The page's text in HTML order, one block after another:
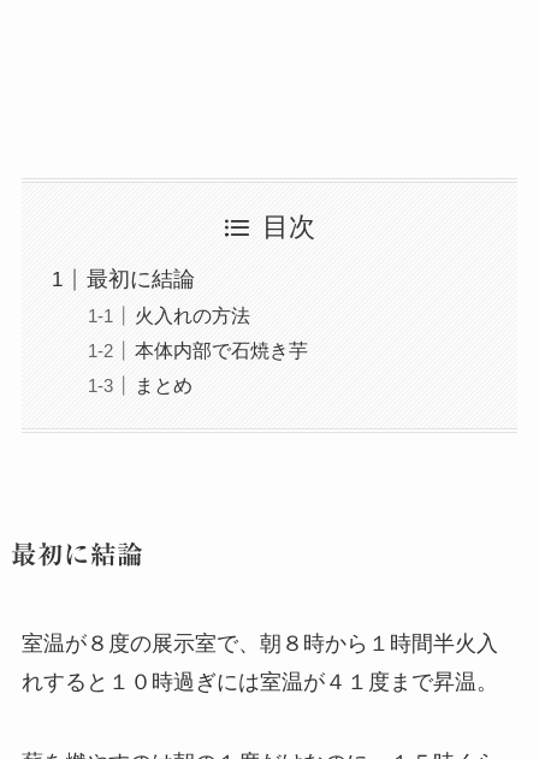
目次
最初に結論
火入れの方法
本体内部で石焼き芋
まとめ
最初に結論
室温が８度の展示室で、朝８時から１時間半火入
れすると１０時過ぎには室温が４１度まで昇温。